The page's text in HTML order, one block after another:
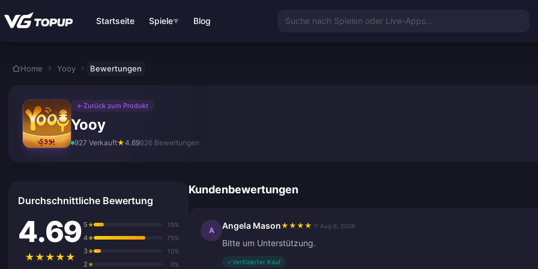
Startseite Spiele▼ Blog Suche nach Spielen oder Live-Apps...
Home Yooy Bewertungen
←Zurück zum Produkt
Yooy
927 Verkauft★4.69826 Bewertungen
Durchschnittliche Bewertung
4.69
★ ★ ★ ★ ★
5★ 15%
4★ 75%
3★ 10%
2★ 0%
Kundenbewertungen
A Angela Mason★ ★ ★ ★ Aug 6, 2026
Bitte um Unterstützung.
✓Verifizierter Kauf